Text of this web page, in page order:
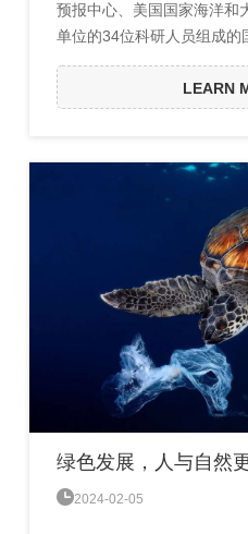
预报中心、美国国家海洋和
单位的34位科研人员组成的
盖2023整年的全球海洋环
全球年平均海表温度、2000
结、海洋温度的空间不均
LEARN
2024-02-05